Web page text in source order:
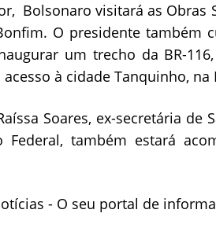
Bolsonaro visitará as Obras
O presidente também
um trecho da BR-
à cidade Tanquinho, na
Soares, ex-secretária de
Federal, também estará
- O seu portal de